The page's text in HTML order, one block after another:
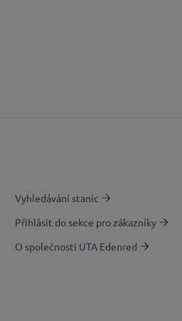
Vyhledávání stanic
Přihlásit do sekce pro zákazníky
O společnosti UTA Edenred